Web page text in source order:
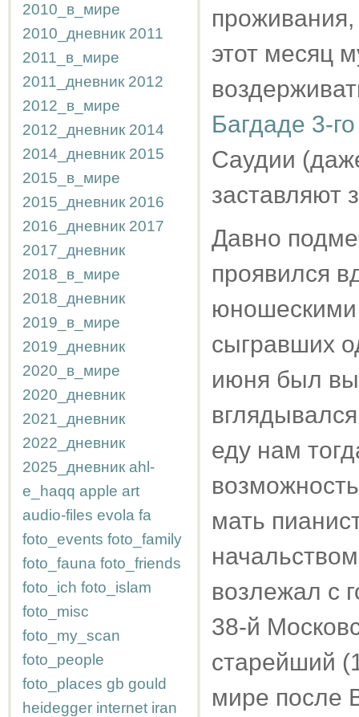
2010_в_мире
2010_дневник 2011
2011_в_мире
2011_дневник 2012
2012_в_мире
2012_дневник 2014
2014_дневник 2015
2015_в_мире
2015_дневник 2016
2016_дневник 2017
2017_дневник
2018_в_мире
2018_дневник
2019_в_мире
2019_дневник
2020_в_мире
2020_дневник
2021_дневник
2022_дневник
2025_дневник ahl-
e_haqq apple art
audio-files evola fa
foto_events foto_family
foto_fauna foto_friends
foto_ich foto_islam
foto_misc
foto_my_scan
foto_people
foto_places gb gould
heidegger internet iran
этот месяц
Багдаде 3-
Саудии
заставляют
Давно
проявился
юношескими
сыгравших
июня был
еду нам
мать
возлежал с
38-й
старейший
мире после